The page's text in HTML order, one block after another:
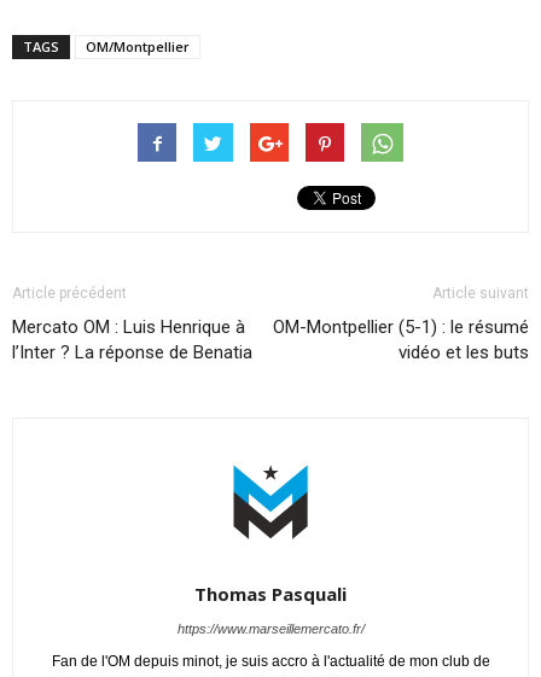
TAGS OM/Montpellier
Article précédent
Mercato OM : Luis Henrique à
l’Inter ? La réponse de Benatia
Article suivant
OM-Montpellier (5-1) : le résumé
vidéo et les buts
Thomas Pasquali
https://www.marseillemercato.fr/
Fan de l'OM depuis minot, je suis accro à l'actualité de mon club de